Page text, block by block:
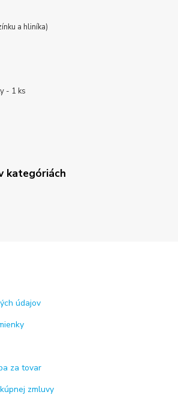
a hliníka)
- 1 ks
kategóriách
údajov
za tovar
zmluvy